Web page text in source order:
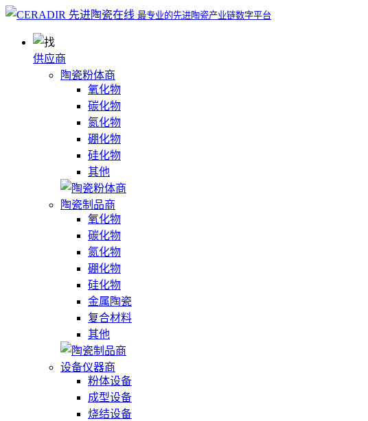
最专业的先进陶瓷产业链数字平台
供应商
陶瓷粉体商
氧化物
碳化物
氮化物
硼化物
硅化物
其他
陶瓷制品商
氧化物
碳化物
氮化物
硼化物
硅化物
金属陶瓷
复合材料
其他
设备仪器商
粉体设备
成型设备
烧结设备